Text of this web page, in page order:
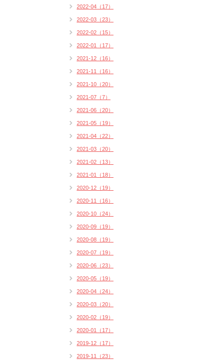
2022-04（17）
2022-03（23）
2022-02（15）
2022-01（17）
2021-12（16）
2021-11（16）
2021-10（20）
2021-07（7）
2021-06（20）
2021-05（19）
2021-04（22）
2021-03（20）
2021-02（13）
2021-01（18）
2020-12（19）
2020-11（16）
2020-10（24）
2020-09（19）
2020-08（19）
2020-07（19）
2020-06（23）
2020-05（19）
2020-04（24）
2020-03（20）
2020-02（19）
2020-01（17）
2019-12（17）
2019-11（23）